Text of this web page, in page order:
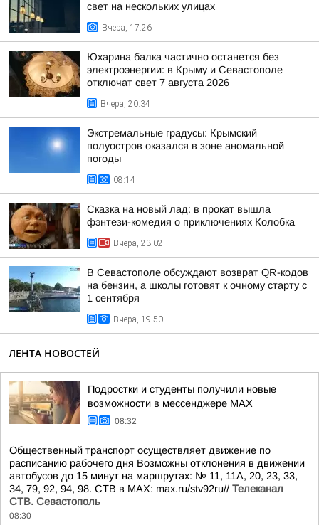
свет на нескольких улицах
Вчера, 17:26
Юхарина балка частично останется без
электроэнергии: в Крыму и Севастополе
отключат свет 7 августа 2026
Вчера, 20:34
Экстремальные градусы: Крымский
полуостров оказался в зоне аномальной
погоды
08:14
Сказка на новый лад: в прокат вышла
фэнтези-комедия о приключениях Колобка
Вчера, 23:02
В Севастополе обсуждают возврат QR-кодов
на бензин, а школы готовят к очному старту с
1 сентября
Вчера, 19:50
ЛЕНТА НОВОСТЕЙ
Подростки и студенты получили новые
возможности в мессенджере MAX
08:32
Общественный транспорт осуществляет движение по
расписанию рабочего дня Возможны отклонения в движении
автобусов до 15 минут на маршрутах: № 11, 11А, 20, 23, 33,
34, 79, 92, 94, 98. СТВ в MAX: max.ru/stv92ru// Телеканал
CТВ. Севастополь
08:30